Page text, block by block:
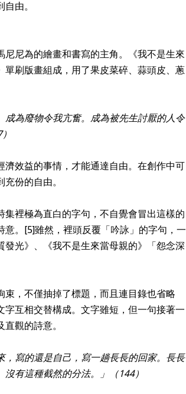
由。
尼尼為的繪畫和書寫的主角。《我不是生來
刷版畫組成，用了果皮菜碎、蒜頭皮、蔥
成為廢物令我亢奮。成為被先生討厭的人令
效益的事情，才能通達自由。在創作中可
份的自由。
集裡極為直白的字句，不自覺會冒出這樣的
。
[5]雖然，裡頭反覆「吟詠」的字句，一
光》、《我不是生來當母親的》「怨念深
，不僅抽掉了標題，而且連目錄也省略
互相交替構成。文字雖短，但一句接著一
觀的詩意。
，寫的還是自己，寫一趟長長的回家。長長
有這種截然的分法。」（144）